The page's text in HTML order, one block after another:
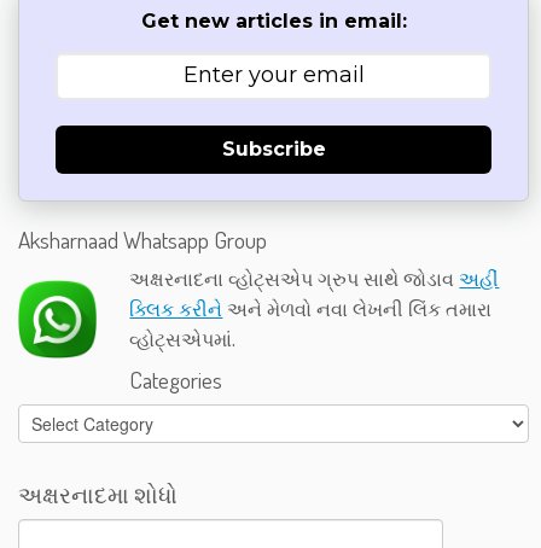
Get new articles in email:
Subscribe
Aksharnaad Whatsapp Group
અક્ષરનાદના વ્હોટ્સએપ ગ્રુપ સાથે જોડાવઅહીં
ક્લિક કરીને અને મેળવો નવા લેખની લિંક તમારા
વ્હોટ્સએપમાં.
Categories
Categories
અક્ષરનાદમા શોધો